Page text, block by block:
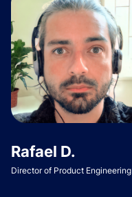
Rafael D.
Director of Product Engineering